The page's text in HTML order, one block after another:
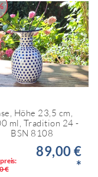
Höhe 23,5 cm,
ml, Tradition 24 -
BSN 8108
€
89,00 €
*